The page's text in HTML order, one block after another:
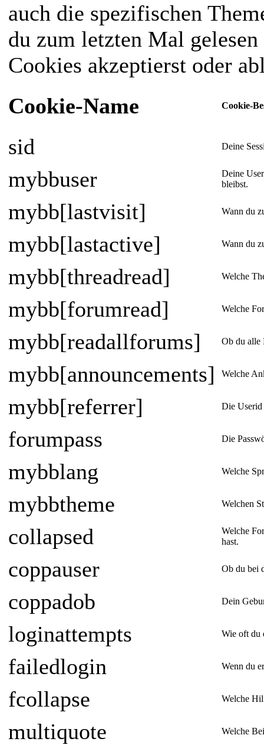
auch die spezifischen
du zum letzten Mal
Cookies akzeptierst oder
Cookie-Name
Cookie-
sid Deine
mybbuser
Deine
bleibst.
mybb[lastvisit] Wann du
mybb[lastactive] Wann du
mybb[threadread] Welche
mybb[forumread] Welche
mybb[readallforums] Ob du alle
mybb[announcements] Welche
mybb[referrer] Die Userid
forumpass Die
mybblang Welche
mybbtheme Welchen
collapsed
Welche
hast.
coppauser Ob du bei
coppadob Dein
loginattempts Wie oft du
failedlogin Wenn du
fcollapse Welche
multiquote Welche